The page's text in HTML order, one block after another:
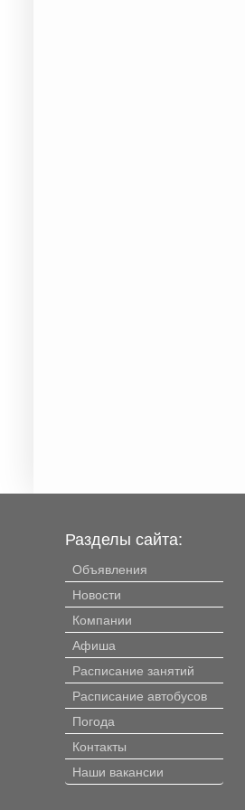
Разделы сайта:
Объявления
Новости
Компании
Афиша
Расписание занятий
Расписание автобусов
Погода
Контакты
Наши вакансии